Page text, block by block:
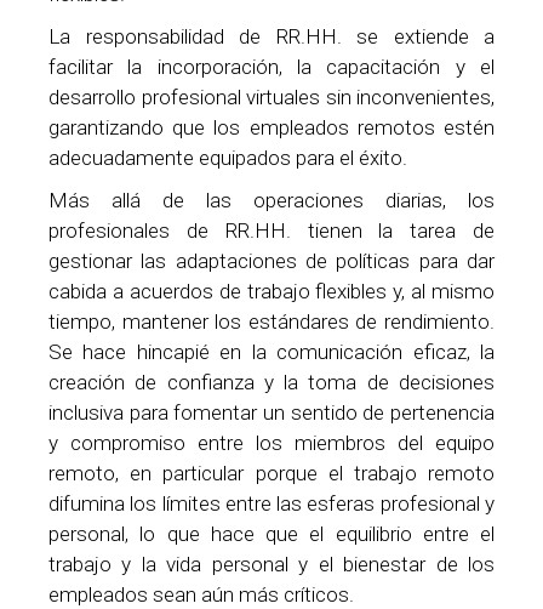
La responsabilidad de RR.HH. se extiende a
facilitar la incorporación, la capacitación y el
desarrollo profesional virtuales sin inconvenientes,
garantizando que los empleados remotos estén
adecuadamente equipados para el éxito.
Más allá de las operaciones diarias, los
profesionales de RR.HH. tienen la tarea de
gestionar las adaptaciones de políticas para dar
cabida a acuerdos de trabajo flexibles y, al mismo
tiempo, mantener los estándares de rendimiento.
Se hace hincapié en la comunicación eficaz, la
creación de confianza y la toma de decisiones
inclusiva para fomentar un sentido de pertenencia
y compromiso entre los miembros del equipo
remoto, en particular porque el trabajo remoto
difumina los límites entre las esferas profesional y
personal, lo que hace que el equilibrio entre el
trabajo y la vida personal y el bienestar de los
empleados sean aún más críticos.